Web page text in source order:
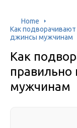
Home
Как
джинсы мужчинам
Как
мужчинам